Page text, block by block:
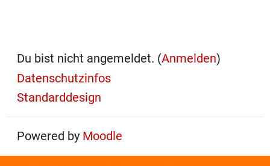
Du bist nicht angemeldet. (Anmelden)
Datenschutzinfos
Standarddesign
Powered by Moodle